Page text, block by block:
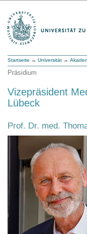
Startseite → Universität →
Präsidium
Vizepräsident
Lübeck
Prof. Dr. med.